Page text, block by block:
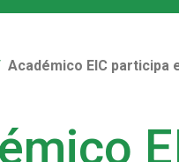
Académico EIC participa